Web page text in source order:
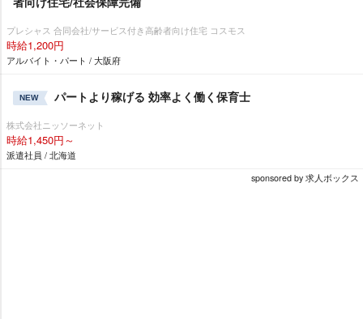
プレシャス 合同会社/サービス付き高齢者向け住宅 コスモス
時給1,200円
アルバイト・パート / 大阪府
NEW パートより稼げる 効率よく働く保育士
株式会社ニッソーネット
時給1,450円～
派遣社員 / 北海道
sponsored by 求人ボックス